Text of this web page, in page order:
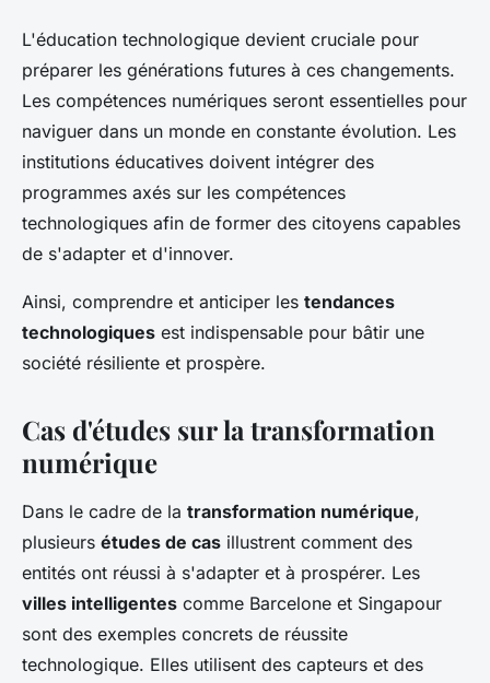
L'éducation technologique devient cruciale pour
préparer les générations futures à ces changements.
Les compétences numériques seront essentielles pour
naviguer dans un monde en constante évolution. Les
institutions éducatives doivent intégrer des
programmes axés sur les compétences
technologiques afin de former des citoyens capables
de s'adapter et d'innover.
Ainsi, comprendre et anticiper les tendances
technologiques est indispensable pour bâtir une
société résiliente et prospère.
Cas d'études sur la transformation
numérique
Dans le cadre de la transformation numérique,
plusieurs études de cas illustrent comment des
entités ont réussi à s'adapter et à prospérer. Les
villes intelligentes comme Barcelone et Singapour
sont des exemples concrets de réussite
technologique. Elles utilisent des capteurs et des